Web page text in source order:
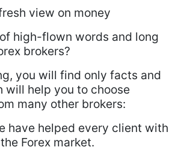
view on money
high-flown words and long
brokers?
you will find only facts and
will help you to choose
many other brokers:
have helped every client with
Forex market.